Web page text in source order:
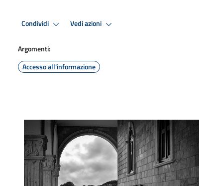
Condividi Vedi azioni
Argomenti:
Accesso all'informazione